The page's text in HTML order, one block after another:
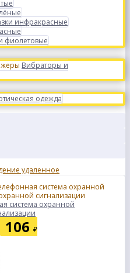
инфракрасные
фиолетовые
Вибраторы и
одежда
система охранной
106 ₽